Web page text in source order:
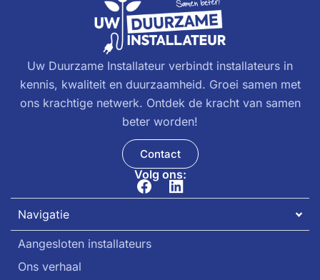
Uw Duurzame Installateur verbindt installateurs in
kennis, kwaliteit en duurzaamheid. Groei samen met
ons krachtige netwerk. Ontdek de kracht van samen
beter worden!
Contact
Volg ons:
Navigatie
Aangesloten installateurs
Ons verhaal